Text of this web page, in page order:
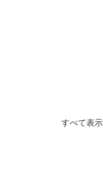
すべて表示